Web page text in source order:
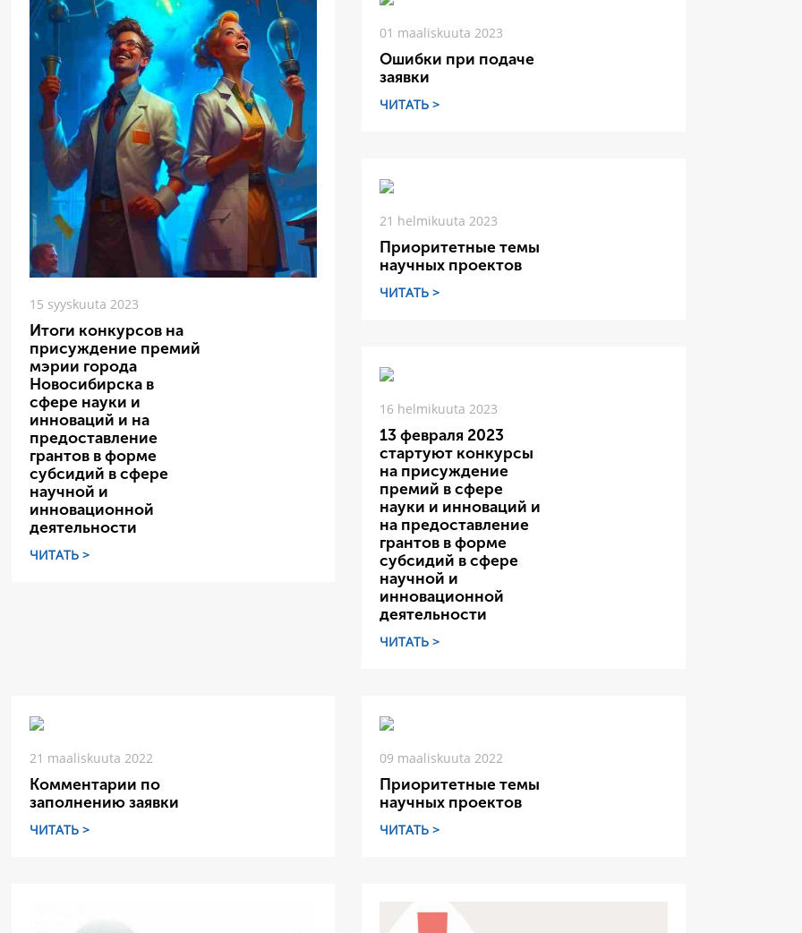
15 syyskuuta 2023
Итоги конкурсов на
присуждение премий
мэрии города
Новосибирска в
сфере науки и
инноваций и на
предоставление
грантов в форме
субсидий в сфере
научной и
инновационной
деятельности
ЧИТАТЬ >
01 maaliskuuta 2023
Ошибки при подаче
заявки
ЧИТАТЬ >
21 helmikuuta 2023
Приоритетные темы
научных проектов
ЧИТАТЬ >
16 helmikuuta 2023
13 февраля 2023
стартуют конкурсы
на присуждение
премий в сфере
науки и инноваций и
на предоставление
грантов в форме
субсидий в сфере
научной и
инновационной
деятельности
ЧИТАТЬ >
21 maaliskuuta 2022
Комментарии по
заполнению заявки
ЧИТАТЬ >
09 maaliskuuta 2022
Приоритетные темы
научных проектов
ЧИТАТЬ >